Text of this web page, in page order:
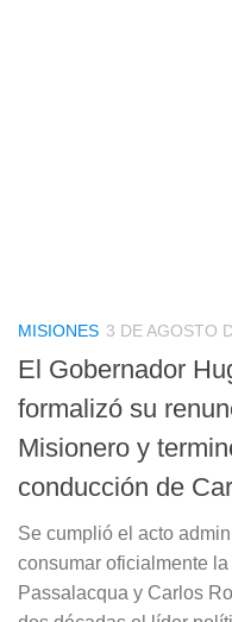
MISIONES 3 DE AGOSTO
El Gobernador
formalizó su
Misionero y
conducción de
Se cumplió el acto
consumar oficialmente
Passalacqua y Carlos